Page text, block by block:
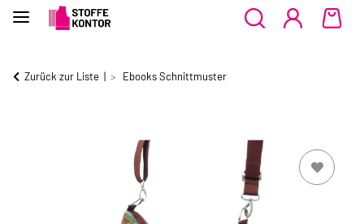
Zurück zur Liste Ebooks Schnittmuster